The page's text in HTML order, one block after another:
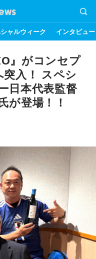
ャルウィーク インタビュー
』がコンセプ
突入！ スペシ
日本代表監督
が登場！！